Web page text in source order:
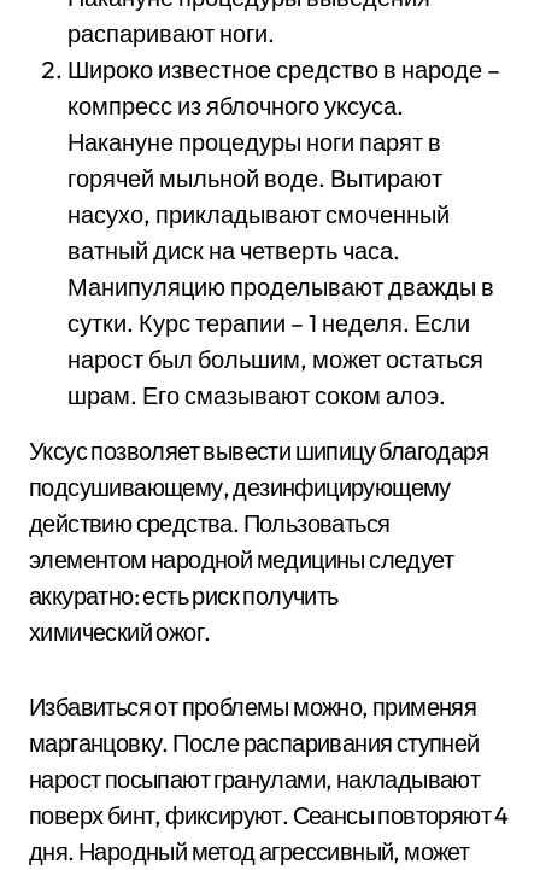
распаривают ноги.
Широко известное средство в народе –
компресс из яблочного уксуса.
Накануне процедуры ноги парят в
горячей мыльной воде. Вытирают
насухо, прикладывают смоченный
ватный диск на четверть часа.
Манипуляцию проделывают дважды в
сутки. Курс терапии – 1 неделя. Если
нарост был большим, может остаться
шрам. Его смазывают соком алоэ.
Уксус позволяет вывести шипицу благодаря
подсушивающему, дезинфицирующему
действию средства. Пользоваться
элементом народной медицины следует
аккуратно: есть риск получить
химический ожог.
Избавиться от проблемы можно, применяя
марганцовку. После распаривания ступней
нарост посыпают гранулами, накладывают
поверх бинт, фиксируют. Сеансы повторяют 4
дня. Народный метод агрессивный, может